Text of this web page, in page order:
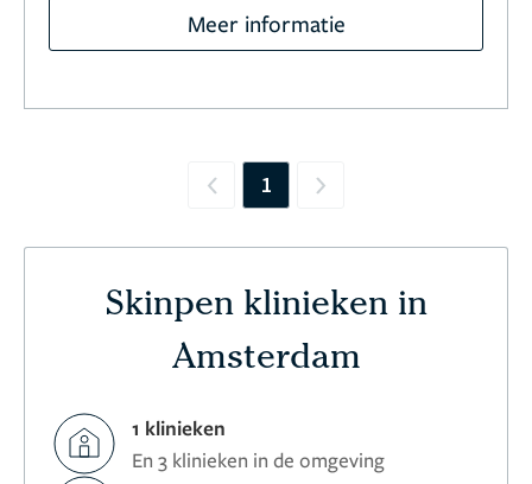
Meer informatie
Previous
1 Next
Skinpen klinieken in
Amsterdam
1 klinieken
En 3 klinieken in de omgeving